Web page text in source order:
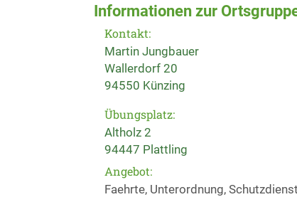
Informationen zur
Kontakt:
Martin Jungbauer
Wallerdorf 20
94550 Künzing
Übungsplatz:
Altholz 2
94447 Plattling
Angebot:
Faehrte, Unterordnung, Schutzdienst